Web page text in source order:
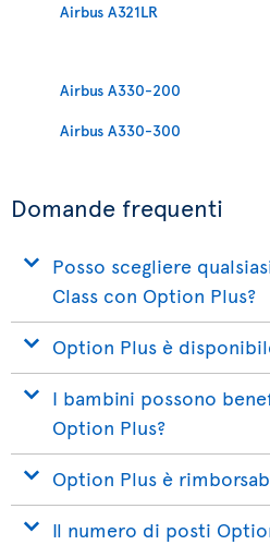
Airbus A321LR
Airbus A330-200
Airbus A330-300
Domande frequenti
Posso scegliere
Class con Option Plus?
Option Plus è
I bambini possono
Option Plus?
Option Plus è
Il numero di posti